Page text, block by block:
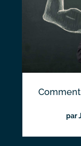
par